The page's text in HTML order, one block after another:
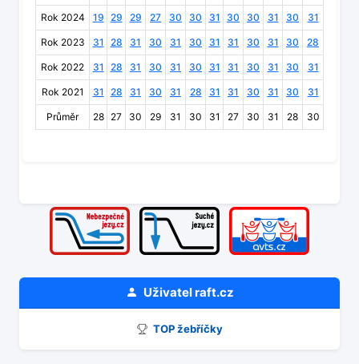
Rok 2024 19 29 29 27 30 30 31 30 30 31 30 31
Rok 2023 31 28 31 30 31 30 31 31 30 31 30 28
Rok 2022 31 28 31 30 31 30 31 31 30 31 30 31
Rok 2021 31 28 31 30 31 28 31 31 30 31 30 31
Průměr 28 27 30 29 31 30 31 27 30 31 28 30
Uživatelraft.cz
TOP žebříčky